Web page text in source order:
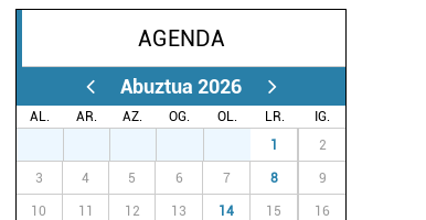
AGENDA
Abuztua 2026
AL. AR. AZ. OG. OL. LR.
IG.
1 2
3 4 5 6 7 8 9
10 11 12 13 14 15 16